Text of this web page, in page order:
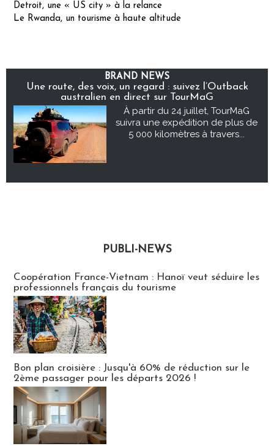
Detroit, une « US city » à la relance
Le Rwanda, un tourisme à haute altitude
BRAND NEWS
Une route, des voix, un regard : suivez l’Outback
australien en direct sur TourMaG
À partir du 24 juillet, TourMaG
suivra une expédition de plus de
5 000 kilomètres à travers...
PUBLI-NEWS
Coopération France-Vietnam : Hanoï veut séduire les
professionnels français du tourisme
Bon plan croisière : Jusqu'à 60% de réduction sur le
2ème passager pour les départs 2026 !